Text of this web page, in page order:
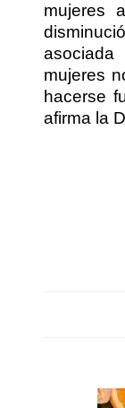
mujeres
mujeres
hacerse
afirma la